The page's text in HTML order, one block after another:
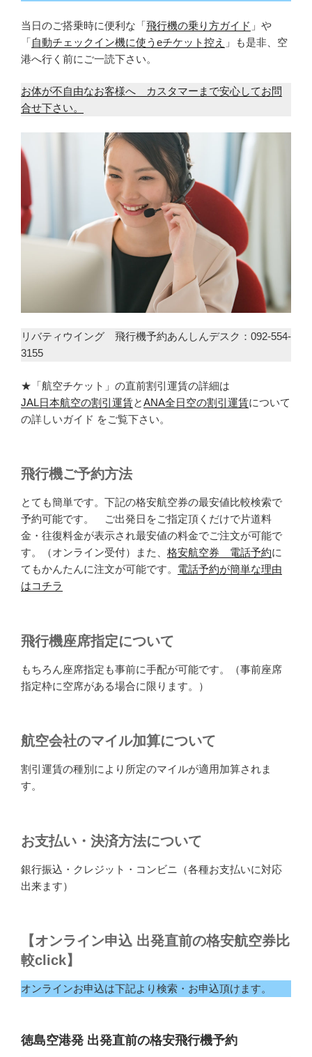
当日のご搭乗時に便利な「飛行機の乗り方ガイド 」や
「自動チェックイン機に使うeチケット控え 」も是非、空
港へ行く前にご一読下さい。
お体が不自由なお客様へ カスタマーまで安心してお問
合せ下さい。
リバティウイング 飛行機予約あんしんデスク：092-554-
3155
★「航空チケット」の直前割引運賃の詳細は
JAL日本航空の割引運賃とANA全日空の割引運賃について
の詳しいガイド をご覧下さい。
飛行機ご予約方法
とても簡単です。下記の格安航空券の最安値比較検索で
予約可能です。 ご出発日をご指定頂くだけで片道料
金・往復料金が表示され最安値の料金でご注文が可能で
す。（オンライン受付）また、 格安航空券 電話予約に
てもかんたんに注文が可能です。 電話予約が簡単な理由
はコチラ
飛行機座席指定について
もちろん座席指定も事前に手配が可能です。（事前座席
指定枠に空席がある場合に限ります。）
航空会社のマイル加算について
割引運賃の種別により所定のマイルが適用加算されま
す。
お支払い・決済方法について
銀行振込・クレジット・コンビニ（各種お支払いに対応
出来ます）
【オンライン申込 出発直前の格安航空券比
較click】
オンラインお申込は下記より検索・お申込頂けます。
徳島空港発 出発直前の格安飛行機予約